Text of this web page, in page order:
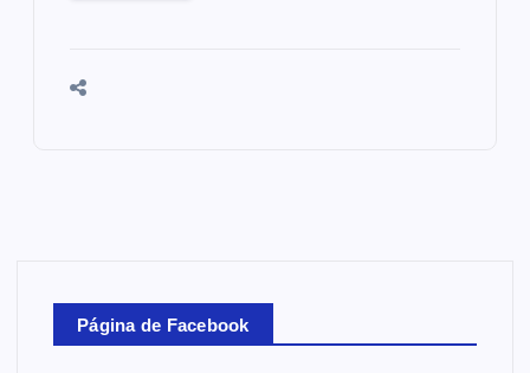
Página de Facebook